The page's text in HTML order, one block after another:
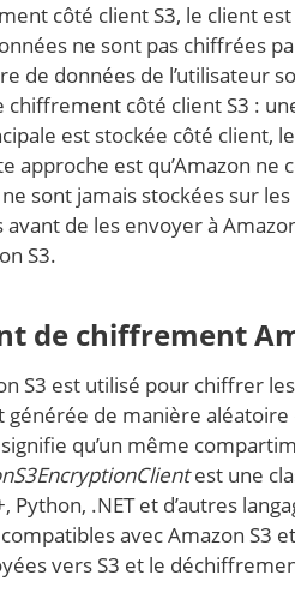
côté client S3, le client
ne sont pas chiffrées
de données de l’utilisateur
côté client S3 :
est stockée côté client,
approche est qu’Amazon
sont jamais stockées sur
avant de les envoyer à
S3.
de chiffrement
S3 est utilisé pour chiffrer
générée de manière
qu’un même
est une
Python, .NET et d’autres
avec Amazon S3
vers S3 et le